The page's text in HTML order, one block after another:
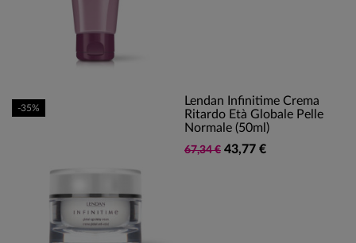
Lendan Infinitime Crema
Ritardo Età Globale Pelle
Normale (50ml)
67,34 € 43,77 €
-35%